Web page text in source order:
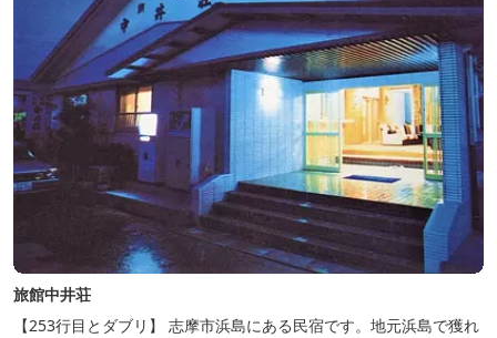
旅館中井荘
【253行目とダブリ】 志摩市浜島にある民宿です。地元浜島で獲れ